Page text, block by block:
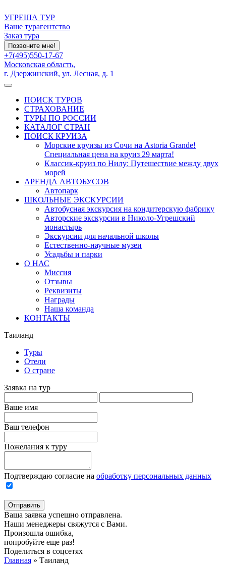
УГРЕША ТУР
Ваше турагентство
Заказ тура
Позвоните мне!
+7(495)550-17-67
Московская область,
г. Дзержинский, ул. Лесная, д. 1
ПОИСК ТУРОВ
СТРАХОВАНИЕ
ТУРЫ ПО РОССИИ
КАТАЛОГ СТРАН
ПОИСК КРУИЗА
Морские круизы из Сочи на Astoria Grande!
Специальная цена на круиз 29 марта!
Классик-круиз по Нилу: Путешествие между двух
морей
АРЕНДА АВТОБУСОВ
Автопарк
ШКОЛЬНЫЕ ЭКСКУРСИИ
Автобусная экскурсия на кондитерскую фабрику
Авторские экскурсии в Николо-Угрешский
монастырь
Экскурсии для начальной школы
Естественно-научные музеи
Усадьбы и парки
О НАС
Миссия
Отзывы
Реквизиты
Награды
Наша команда
КОНТАКТЫ
Таиланд
Туры
Отели
О стране
Заявка на тур
Ваше имя
Ваш телефон
Пожелания к туру
Подтверждаю согласие на обработку персональных данных
Отправить
Ваша заявка успешно отправлена.
Наши менеджеры свяжутся с Вами.
Произошла ошибка,
попробуйте еще раз!
Поделиться в соцсетях
Главная » Таиланд